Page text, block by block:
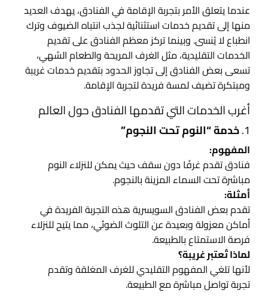
عندما يتعلق الأمر بتجربة الإقامة في الفنادق، يهدف العديد
منها إلى تقديم خدمات استثنائية لجذب انتباه الضيوف وترك
انطباع لا يُنسى. وبينما تركز معظم الفنادق على تقديم
الخدمات التقليدية، مثل الغرف المريحة والطعام الشهي،
تسعى بعض الفنادق إلى تجاوز الحدود بتقديم خدمات غريبة
ومبتكرة تضيف لمسة فريدة لتجربة الإقامة.
أغرب الخدمات التي تقدمها الفنادق حول العالم
1. خدمة “النوم تحت النجوم”
المفهوم:
فنادق تقدم غرفًا دون سقف حيث يمكن للنزلاء النوم
مباشرة تحت السماء المزينة بالنجوم.
أمثلة:
تقدم بعض الفنادق السويسرية هذه التجربة الفريدة في
أماكن معزولة وبعيدة عن التلوث الضوئي، مما يتيح للنزلاء
فرصة الاستمتاع بالطبيعة.
لماذا تُعتبر غريبة؟
لأنها تلغي المفهوم التقليدي للغرف المغلقة وتقدم
تجربة تواصل مباشرة مع الطبيعة.